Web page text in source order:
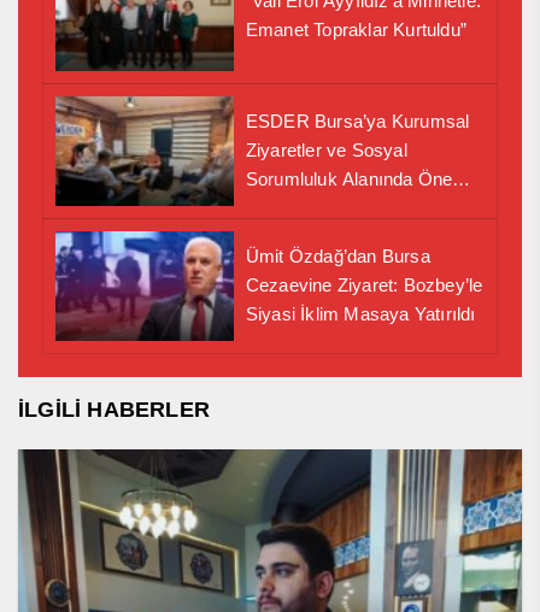
Emanet Topraklar Kurtuldu”
ESDER Bursa’ya Kurumsal
Ziyaretler ve Sosyal
Sorumluluk Alanında Önemli
Ümit Özdağ’dan Bursa
Cezaevine Ziyaret: Bozbey’le
Siyasi İklim Masaya Yatırıldı
İLGİLİ HABERLER